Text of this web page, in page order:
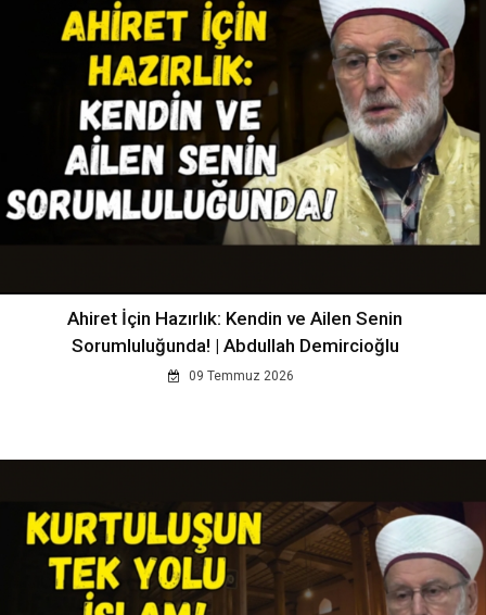
Ahiret İçin Hazırlık: Kendin ve Ailen Senin
Sorumluluğunda! | Abdullah Demircioğlu
09 Temmuz 2026